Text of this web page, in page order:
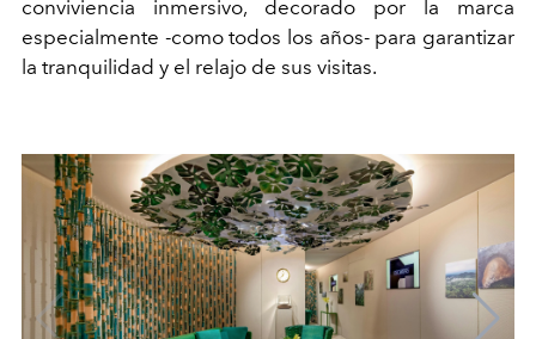
conviviencia inmersivo, decorado por la marca
especialmente -como todos los años- para garantizar
la tranquilidad y el relajo de sus visitas.